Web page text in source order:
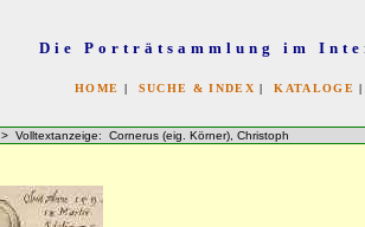
Die Porträtsammlung im
HOME | SUCHE & INDEX |KATALOGE
> Volltextanzeige: Cornerus (eig. Körner), Christoph